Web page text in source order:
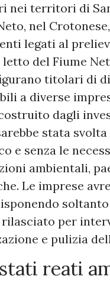
nei territori di
nel
legati al
del Fiume
titolari di
a diverse
dagli
stata
e senza le
ambientali,
Le imprese
per
e pulizia
reati